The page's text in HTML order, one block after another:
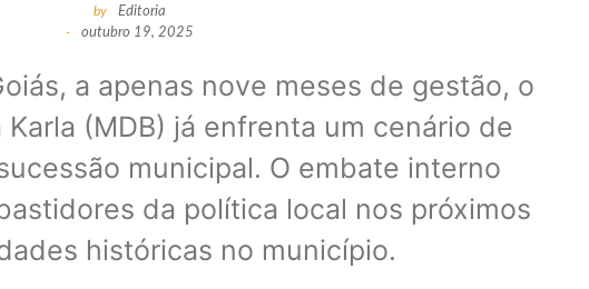
by Editoria
- outubro 19, 2025
a apenas nove meses de gestão, o
(MDB) já enfrenta um cenário de
municipal. O embate interno
da política local nos próximos
históricas no município.